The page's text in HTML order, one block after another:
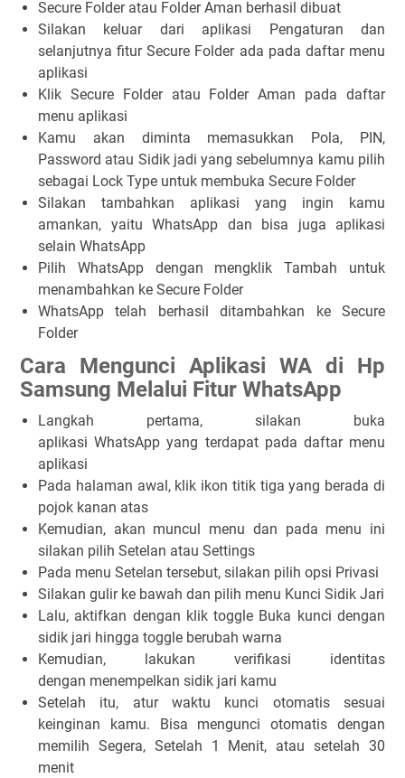
Secure Folderatau Folder Aman berhasil dibuat
Silakan keluar dari aplikasi Pengaturan dan
selanjutnya fitur Secure Folder ada pada daftar menu
aplikasi
Klik Secure Folderatau Folder Aman pada daftar
menu aplikasi
Kamu akan diminta memasukkan Pola, PIN,
Password atau Sidik jadiyang sebelumnya kamu pilih
sebagai Lock Type untuk membuka Secure Folder
Silakan tambahkan aplikasi yang ingin kamu
amankan, yaitu WhatsApp dan bisa juga aplikasi
selain WhatsApp
Pilih WhatsAppdengan mengklikTambah untuk
menambahkan ke Secure Folder
WhatsApp telah berhasil ditambahkan ke Secure
Folder
Cara Mengunci Aplikasi WA di Hp
Samsung Melalui Fitur WhatsApp
Langkah pertama, silakan buka
aplikasiWhatsApp yang terdapat pada daftar menu
aplikasi
Pada halaman awal, klik ikon titik tiga yang berada di
pojok kanan atas
Kemudian, akan muncul menu dan pada menu ini
silakan pilih Setelan atau Settings
Pada menu Setelan tersebut, silakan pilih opsi Privasi
Silakan gulir ke bawah dan pilih menu Kunci Sidik Jari
Lalu, aktifkan dengan klik toggle Buka kunci dengan
sidik jari hingga toggle berubah warna
Kemudian, lakukan verifikasi identitas
dengan menempelkan sidik jari kamu
Setelah itu, atur waktu kunci otomatis sesuai
keinginan kamu. Bisa mengunci otomatis dengan
memilih Segera, Setelah 1 Menit, atau setelah 30
menit